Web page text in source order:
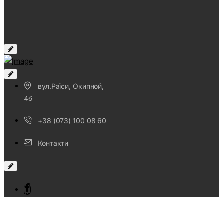
вул.Раїси, Окипной,
4б
+38 (073) 100 08 60
Контакти